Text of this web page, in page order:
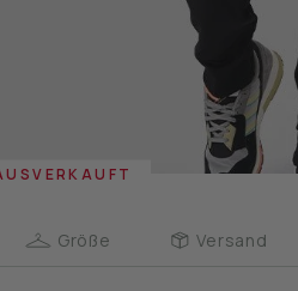
Größe Versand